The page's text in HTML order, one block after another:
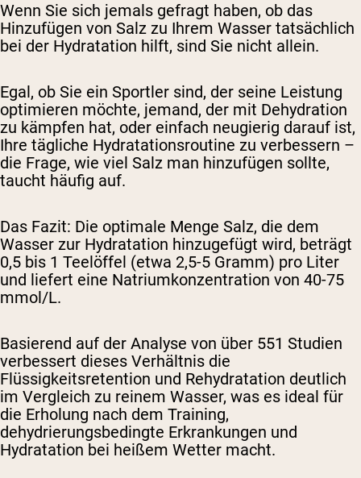
Wenn Sie sich jemals gefragt haben, ob das
Hinzufügen von Salz zu Ihrem Wasser tatsächlich
bei der Hydratation hilft, sind Sie nicht allein.
Egal, ob Sie ein Sportler sind, der seine Leistung
optimieren möchte, jemand, der mit Dehydration
zu kämpfen hat, oder einfach neugierig darauf ist,
Ihre tägliche Hydratationsroutine zu verbessern –
die Frage, wie viel Salz man hinzufügen sollte,
taucht häufig auf.
Das Fazit: Die optimale Menge Salz, die dem
Wasser zur Hydratation hinzugefügt wird, beträgt
0,5 bis 1 Teelöffel (etwa 2,5-5 Gramm) pro Liter
und liefert eine Natriumkonzentration von 40-75
mmol/L.
Basierend auf der Analyse von über 551 Studien
verbessert dieses Verhältnis die
Flüssigkeitsretention und Rehydratation deutlich
im Vergleich zu reinem Wasser, was es ideal für
die Erholung nach dem Training,
dehydrierungsbedingte Erkrankungen und
Hydratation bei heißem Wetter macht.